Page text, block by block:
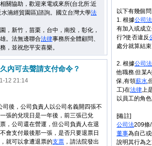
關協助，歡迎來電或來所(台北所:近
湳經貿園區)諮詢。國立台灣大學法
，新竹，苗栗，台中，南投，彰化，
。法無邊聯合法律事務所全體顧問、
，並祝您平安喜樂。
以下有幾個
1. 根據公司法
有加入或成
行?使否違反
處分就算結
2. 根據公司法
他職務.但某
保,有領薪水,
工)在法律上
以員工的角
[備註]
公司法209條
董事為自己
說明其行為
內可去聲請支付命令？
12 21:14
司後，公司負責人以公司名義開四張不
一張的兌現日是一年後，前三張已兌
，公司還在營運，但公司負責人在退
會支付最後那一張，是否只要退票日
就可以拿遭退票的支票 ，請法院發出